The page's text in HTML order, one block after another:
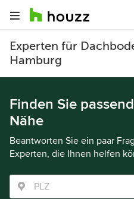
Experten für
Hamburg
Finden Sie
Nähe
Beantworten Sie ein paar
Experten, die Ihnen helfen